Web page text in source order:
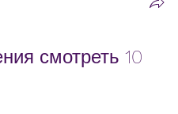
смотреть 10